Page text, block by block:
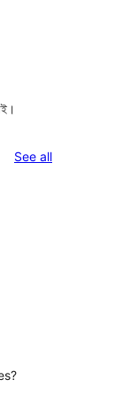
See allreviews